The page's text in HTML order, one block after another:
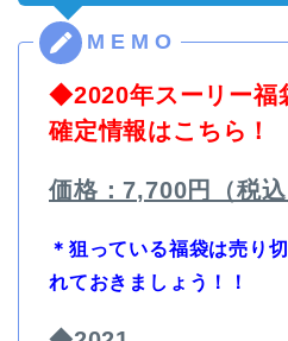
◆2020年スーリー福
確定情報はこちら！
価格：7,700円（税込
＊狙っている福袋は売り
れておきましょう！！